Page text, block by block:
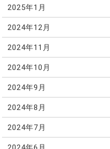
2025年1月
2024年12月
2024年11月
2024年10月
2024年9月
2024年8月
2024年7月